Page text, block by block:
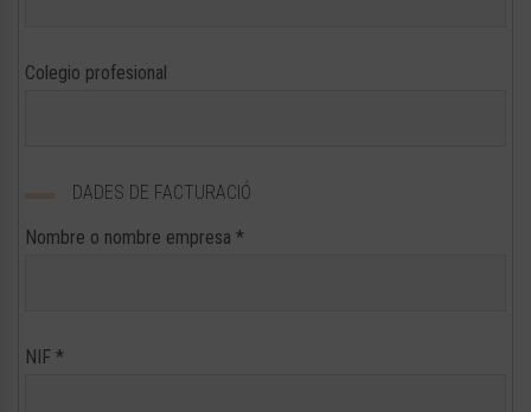
Colegio profesional
DADES DE FACTURACIÓ
Nombre o nombre empresa *
NIF *